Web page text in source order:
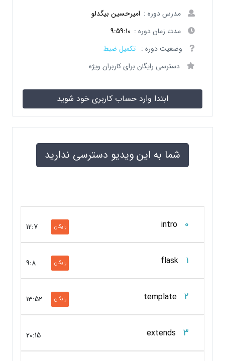
مدرس دوره : امیرحسین بیگدلو
مدت زمان دوره : 9:59:10
وضعیت دوره : تکمیل ضبط
دسترسی رایگان برای کاربران ویژه
ابتدا وارد حساب کاربری خود شوید
شما به این ویدیو دسترسی ندارید
0
intro
12:7 رایگان
1
flask
9:8 رایگان
2
template
13:52 رایگان
3
extends
20:15